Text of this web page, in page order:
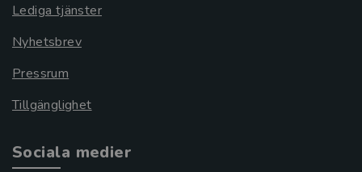
Lediga tjänster
Nyhetsbrev
Pressrum
Tillgänglighet
Sociala medier